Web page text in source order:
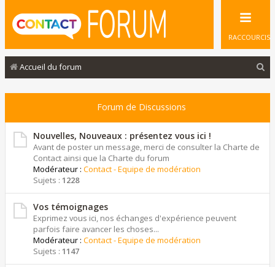
RACCOURCIS
Accueil du forum
Forum de Discussions
Nouvelles, Nouveaux : présentez vous ici !
Avant de poster un message, merci de consulter la Charte de
Contact ainsi que la Charte du forum
Modérateur : Contact - Equipe de modération
Sujets : 1228
Vos témoignages
Exprimez vous ici, nos échanges d'expérience peuvent
parfois faire avancer les choses...
Modérateur : Contact - Equipe de modération
Sujets : 1147